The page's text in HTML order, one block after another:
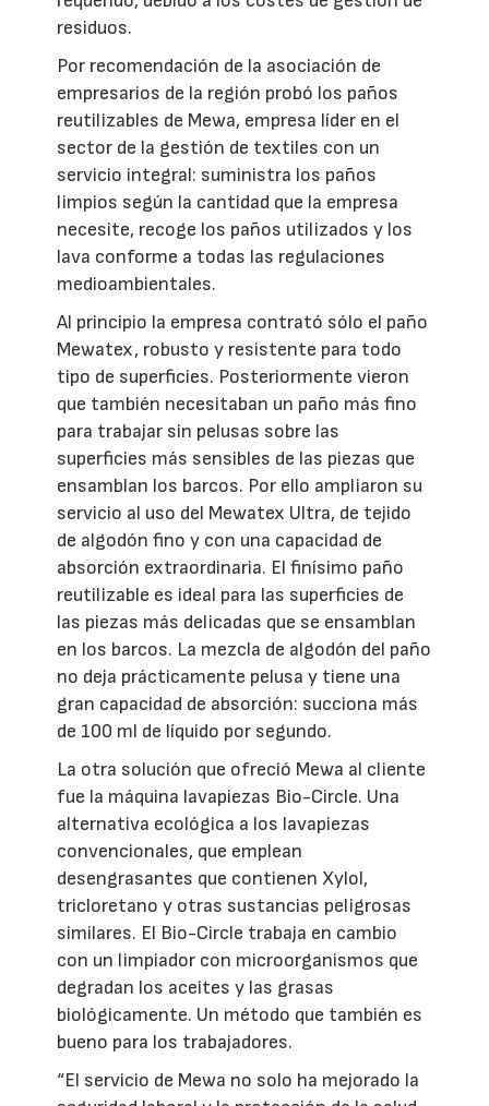
residuos.
Por recomendación de la asociación de
empresarios de la región probó los paños
reutilizables de Mewa, empresa líder en el
sector de la gestión de textiles con un
servicio integral: suministra los paños
limpios según la cantidad que la empresa
necesite, recoge los paños utilizados y los
lava conforme a todas las regulaciones
medioambientales.
Al principio la empresa contrató sólo el paño
Mewatex, robusto y resistente para todo
tipo de superficies. Posteriormente vieron
que también necesitaban un paño más fino
para trabajar sin pelusas sobre las
superficies más sensibles de las piezas que
ensamblan los barcos. Por ello ampliaron su
servicio al uso del Mewatex Ultra, de tejido
de algodón fino y con una capacidad de
absorción extraordinaria. El finísimo paño
reutilizable es ideal para las superficies de
las piezas más delicadas que se ensamblan
en los barcos. La mezcla de algodón del paño
no deja prácticamente pelusa y tiene una
gran capacidad de absorción: succiona más
de 100 ml de líquido por segundo.
La otra solución que ofreció Mewa al cliente
fue la máquina lavapiezas Bio-Circle. Una
alternativa ecológica a los lavapiezas
convencionales, que emplean
desengrasantes que contienen Xylol,
tricloretano y otras sustancias peligrosas
similares. El Bio-Circle trabaja en cambio
con un limpiador con microorganismos que
degradan los aceites y las grasas
biológicamente. Un método que también es
bueno para los trabajadores.
“El servicio de Mewa no solo ha mejorado la